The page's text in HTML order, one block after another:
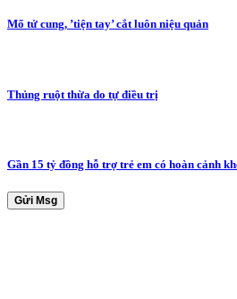
Mổ tử cung, ’tiện tay’ cắt luôn niệu quản
Thủng ruột thừa do tự điều trị
Gần 15 tỷ đồng hỗ trợ trẻ em có hoàn cảnh
Gửi Msg